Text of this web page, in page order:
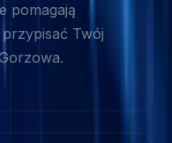
pomagają
Twój